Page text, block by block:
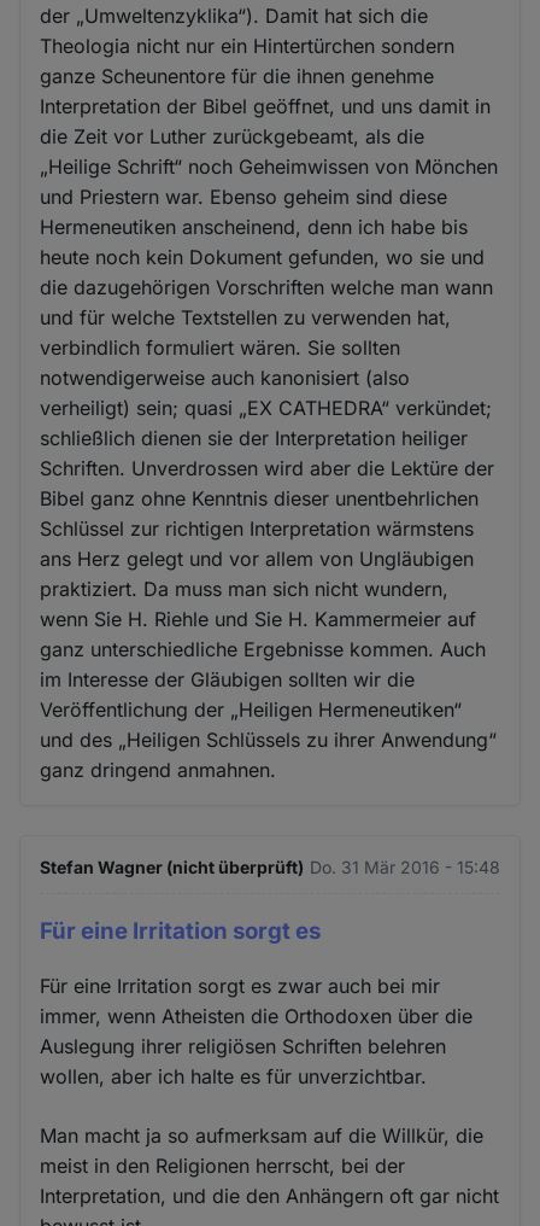
der „Umweltenzyklika“). Damit hat sich die
Theologia nicht nur ein Hintertürchen sondern
ganze Scheunentore für die ihnen genehme
Interpretation der Bibel geöffnet, und uns damit in
die Zeit vor Luther zurückgebeamt, als die
„Heilige Schrift“ noch Geheimwissen von Mönchen
und Priestern war. Ebenso geheim sind diese
Hermeneutiken anscheinend, denn ich habe bis
heute noch kein Dokument gefunden, wo sie und
die dazugehörigen Vorschriften welche man wann
und für welche Textstellen zu verwenden hat,
verbindlich formuliert wären. Sie sollten
notwendigerweise auch kanonisiert (also
verheiligt) sein; quasi „EX CATHEDRA“ verkündet;
schließlich dienen sie der Interpretation heiliger
Schriften. Unverdrossen wird aber die Lektüre der
Bibel ganz ohne Kenntnis dieser unentbehrlichen
Schlüssel zur richtigen Interpretation wärmstens
ans Herz gelegt und vor allem von Ungläubigen
praktiziert. Da muss man sich nicht wundern,
wenn Sie H. Riehle und Sie H. Kammermeier auf
ganz unterschiedliche Ergebnisse kommen. Auch
im Interesse der Gläubigen sollten wir die
Veröffentlichung der „Heiligen Hermeneutiken“
und des „Heiligen Schlüssels zu ihrer Anwendung“
ganz dringend anmahnen.
Stefan Wagner (nicht überprüft) Do. 31 Mär 2016 - 15:48
Für eine Irritation sorgt es
Für eine Irritation sorgt es zwar auch bei mir
immer, wenn Atheisten die Orthodoxen über die
Auslegung ihrer religiösen Schriften belehren
wollen, aber ich halte es für unverzichtbar.
Man macht ja so aufmerksam auf die Willkür, die
meist in den Religionen herrscht, bei der
Interpretation, und die den Anhängern oft gar nicht